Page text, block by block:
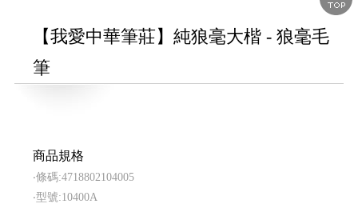
【我愛中華筆莊】純狼毫大楷 - 狼毫毛
筆
商品規格
‧條碼:4718802104005
‧型號:10400A